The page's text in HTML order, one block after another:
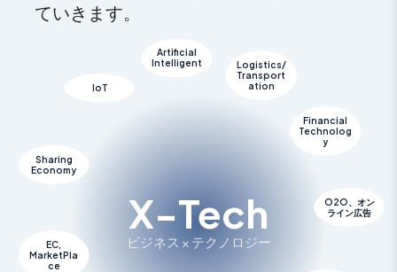
ていきます。
X-Tech
ビジネス × テクノロジー
O2O、オン
ライン広告
EC,
MarketPla
ce
Sharing
Economy
IoT
Artificial
Intelligent
Logistics/
Transport
ation
Financial
Technolog
y